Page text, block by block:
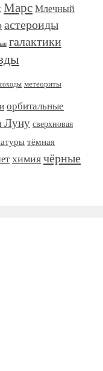
Марс Млечный
астероиды
галактики
метеориты
орбитальные
Луну сверхновая
тёмная
химия чёрные